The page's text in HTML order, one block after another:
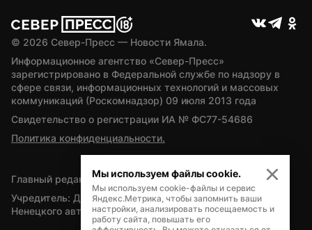
© 2026 Север-Пресс — Новости Ямала.
Информационное агентство «Север-Пресс»
зарегистрировано в Федеральной службе по надзору в
сфере связи, информационных технологий и массовых
коммуникаций (Роскомнадзор) 09 июля 2013 года
Свидетельство о регистрации ИА № ФС77-54686
Политика конфиденциальности.
Главный редактор — А.Л. Поздеев
Учредитель: Департамент внутренней политики Ямало-
Ненецкого автономного округа
Мы используем файлы cookie.
Мы используем cookie-файлы и сервис
Яндекс.Метрика, чтобы запомнить ваши
настройки, анализировать посещаемость и
работу сайта, повышать его